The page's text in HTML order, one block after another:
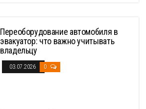
Переоборудование автомобиля в
эвакуатор: что важно учитывать
владельцу
03.07.2026 0